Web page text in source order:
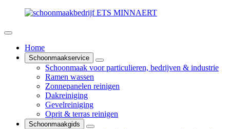
Home
Schoonmaakservice
Schoonmaak voor particulieren, bedrijven & industrie
Ramen wassen
Zonnepanelen reinigen
Dakreiniging
Gevelreiniging
Oprit & terras reinigen
Schoonmaakgids